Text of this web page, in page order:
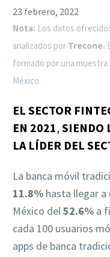
23 febrero, 2022
Nota: Los datos
analizados por Trecone.
formado por una
México.
EL SECTOR
EN 2021, SIENDO
LA LÍDER DEL
La banca móvil
11.8% hasta llegar a
México del 52.6% a
cada 100 usuarios
apps de banca